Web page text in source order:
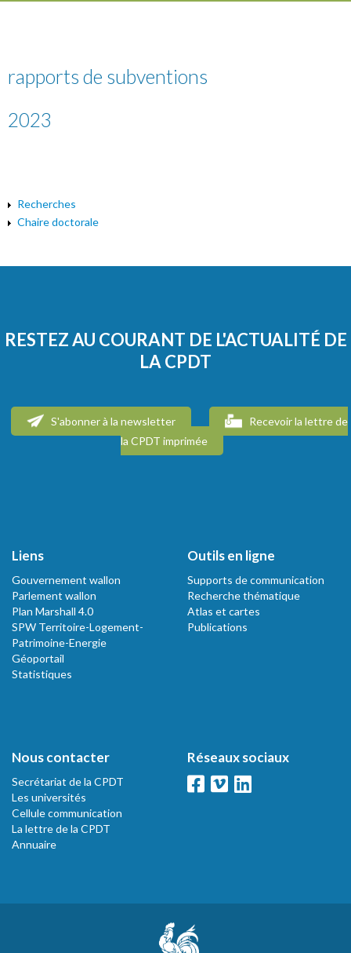
Recherches
Chaire doctorale
rapports de subventions
2023
RESTEZ AU COURANT DE L'ACTUALITÉ DE
LA CPDT
S'abonner à la newsletter
Recevoir la lettre de
la CPDT imprimée
Liens
Gouvernement wallon
Parlement wallon
Plan Marshall 4.0
SPW Territoire-Logement-
Patrimoine-Energie
Géoportail
Statistiques
Outils en ligne
Supports de communication
Recherche thématique
Atlas et cartes
Publications
Nous contacter
Secrétariat de la CPDT
Les universités
Cellule communication
La lettre de la CPDT
Annuaire
Réseaux sociaux